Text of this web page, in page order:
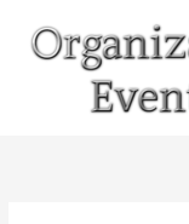
contenido